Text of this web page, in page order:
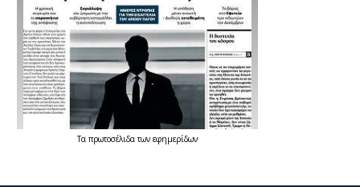
Τα πρωτοσέλιδατων εφημερίδων